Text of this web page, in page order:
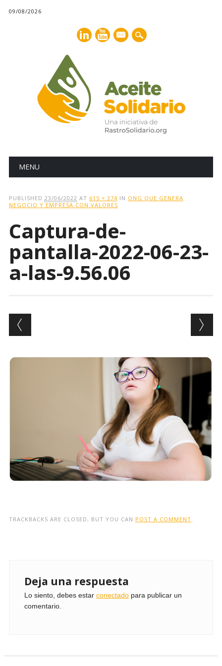
09/08/2026
mail
Main menu
MENU
PUBLISHED 23/06/2022 AT 615 × 374IN ONG QUE GENERA
NEGOCIO Y EMPRESA CON VALORES
Captura-de-
pantalla-2022-06-23-
a-las-9.56.06
TRACKBACKS ARE CLOSED, BUT YOU CAN POST A COMMENT
Deja una respuesta
Lo siento, debes estar conectadopara publicar un
comentario.